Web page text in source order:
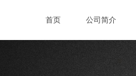
首页 公司简介